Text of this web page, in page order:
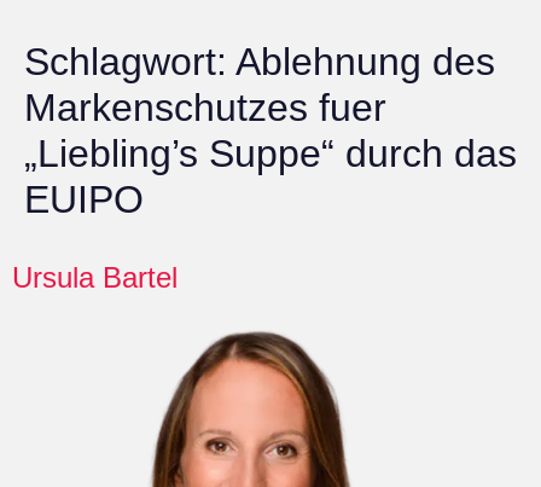
Schlagwort: Ablehnung des
Markenschutzes fuer
„Liebling’s Suppe“ durch das
EUIPO
Ursula Bartel